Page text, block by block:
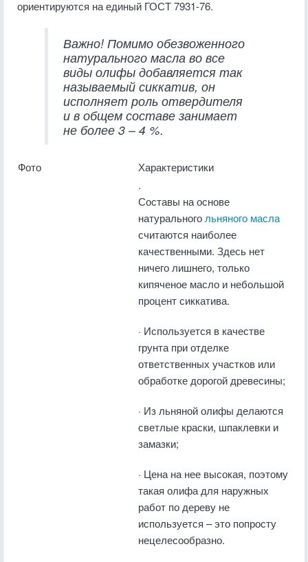
ориентируются на единый ГОСТ 7931-76.
Важно! Помимо обезвоженного
натурального масла во все
виды олифы добавляется так
называемый сиккатив, он
исполняет роль отвердителя
и в общем составе занимает
не более 3 – 4 %.
Фото
Характеристики
.
Составы на основе
натурального льняного масла
считаются наиболее
качественными. Здесь нет
ничего лишнего, только
кипяченое масло и небольшой
процент сиккатива.
· Используется в качестве
грунта при отделке
ответственных участков или
обработке дорогой древесины;
· Из льняной олифы делаются
светлые краски, шпаклевки и
замазки;
· Цена на нее высокая, поэтому
такая олифа для наружных
работ по дереву не
используется – это попросту
нецелесообразно.